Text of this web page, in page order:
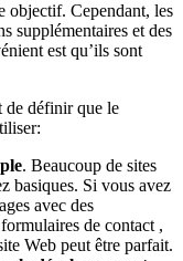
objectif. Cependant, les
supplémentaires et des
est qu’ils sont
de définir que le
. Beaucoup de sites
basiques. Si vous avez
avec des
de contact ,
Web peut être parfait.